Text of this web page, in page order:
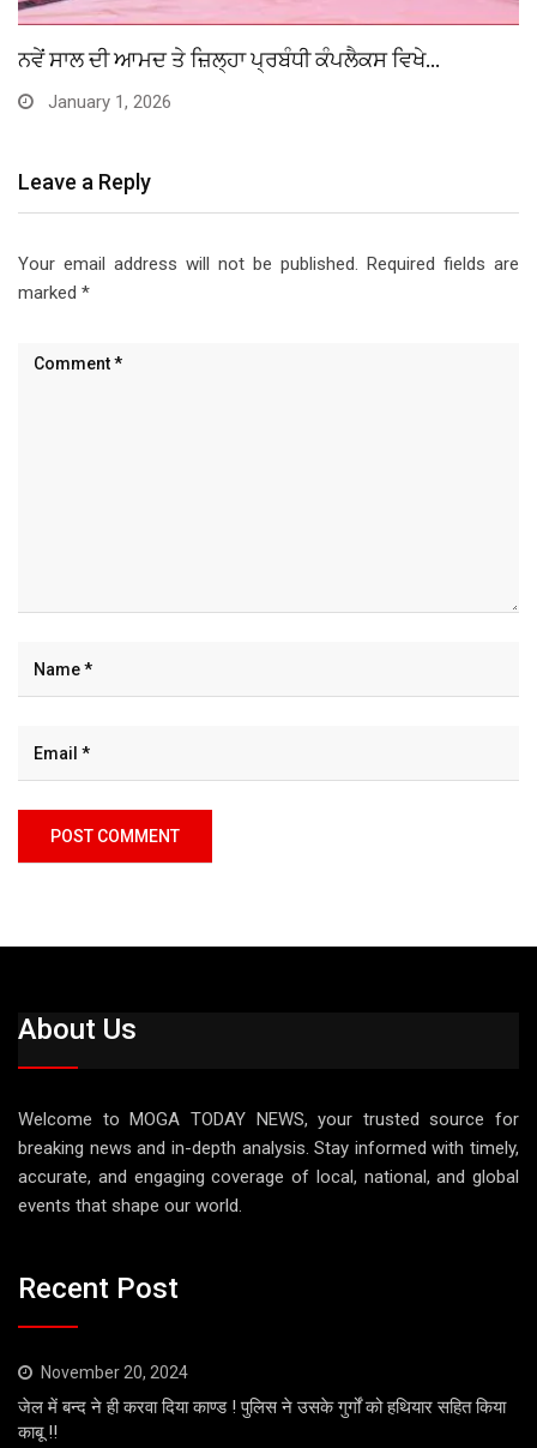
ਏਂਜਲ ਹਾਰਟ ਕਾਨਵੈਂਟ ਸਕੂਲ ਵਿਖੇ ਸ਼੍ਰੀ ਗੁਰੂ ਤੇਗ…
November 23, 2025
Leave a Reply
Your email address will not be published. Required fields are
marked *
About Us
Welcome to MOGA TODAY NEWS, your trusted source for
breaking news and in-depth analysis. Stay informed with timely,
accurate, and engaging coverage of local, national, and global
events that shape our world.
Recent Post
November 20, 2024
जेल में बन्द ने ही करवा दिया काण्ड ! पुलिस ने उसके गुर्गों को हथियार सहित किया
काबू !!